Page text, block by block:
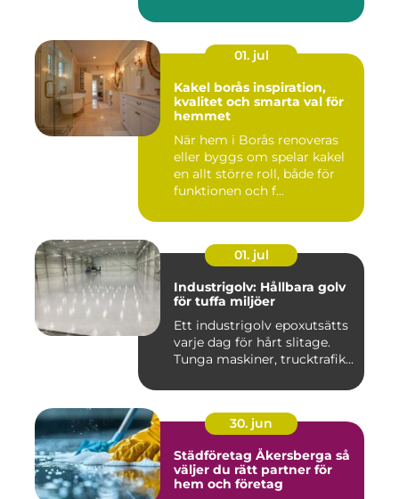
01. jul
Kakel borås inspiration,
kvalitet och smarta val för
hemmet
När hem i Borås renoveras
eller byggs om spelar kakel
en allt större roll, både för
funktionen och f...
01. jul
Industrigolv: Hållbara golv
för tuffa miljöer
Ett industrigolv epoxutsätts
varje dag för hårt slitage.
Tunga maskiner, trucktrafik...
30. jun
Städföretag Åkersberga så
väljer du rätt partner för
hem och företag